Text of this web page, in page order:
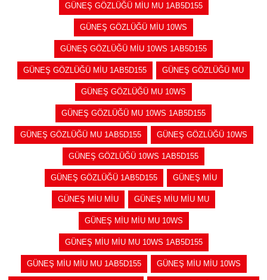
GÜNEŞ GÖZLÜĞÜ MİU MU 1AB5D155
GÜNEŞ GÖZLÜĞÜ MİU 10WS
GÜNEŞ GÖZLÜĞÜ MİU 10WS 1AB5D155
GÜNEŞ GÖZLÜĞÜ MİU 1AB5D155 GÜNEŞ GÖZLÜĞÜ MU
GÜNEŞ GÖZLÜĞÜ MU 10WS
GÜNEŞ GÖZLÜĞÜ MU 10WS 1AB5D155
GÜNEŞ GÖZLÜĞÜ MU 1AB5D155 GÜNEŞ GÖZLÜĞÜ 10WS
GÜNEŞ GÖZLÜĞÜ 10WS 1AB5D155
GÜNEŞ GÖZLÜĞÜ 1AB5D155 GÜNEŞ MİU
GÜNEŞ MİU MİU GÜNEŞ MİU MİU MU
GÜNEŞ MİU MİU MU 10WS
GÜNEŞ MİU MİU MU 10WS 1AB5D155
GÜNEŞ MİU MİU MU 1AB5D155 GÜNEŞ MİU MİU 10WS